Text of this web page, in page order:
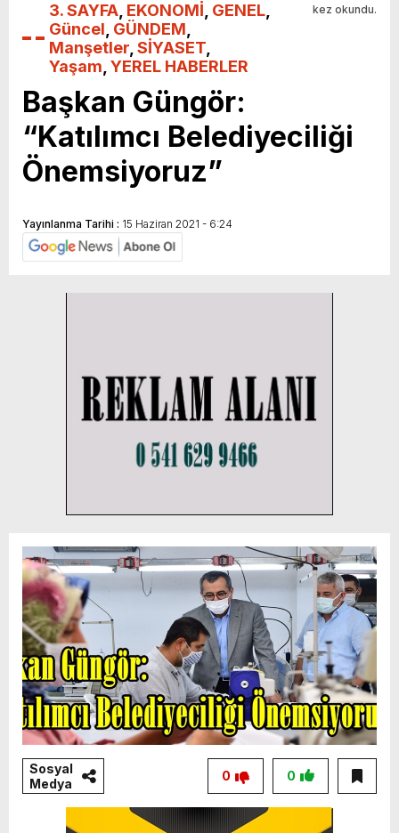
3. SAYFA EKONOMİ GENEL
Güncel GÜNDEM
Manşetler SİYASET
Yaşam YEREL HABERLER
kez okundu.
Başkan Güngör:
“Katılımcı Belediyeciliği
Önemsiyoruz”
Yayınlanma Tarihi : 15 Haziran 2021 - 6:24
Sosyal
Medya
0
0